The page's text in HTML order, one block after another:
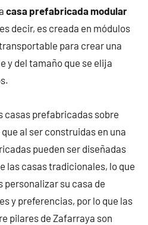
casa prefabricada modular
decir, es creada en módulos
para crear una
y del tamaño que se elija
casas prefabricadas sobre
al ser construidas en una
pueden ser diseñadas
las casas tradicionales, lo que
su casa de
y preferencias, por lo que las
pilares de Zafarraya son